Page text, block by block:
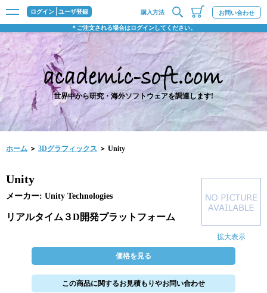
ログイン ユーザ登録
＊ご注文される場合はログインしてください。
購入方法 お問い合わせ
世界中から研究・海外ソフトウェアを調達します!
ホーム ＞ 3Dグラフィックス ＞ Unity
拡大表示
Unity
メーカー: Unity Technologies
リアルタイム３D開発プラットフォーム
価格を見る
この商品に関するお見積もりやお問い合わせ